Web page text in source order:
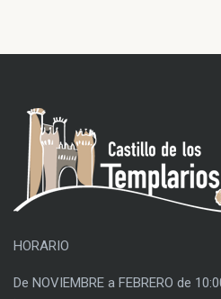
HORARIO
De NOVIEMBRE a FEBRERO de